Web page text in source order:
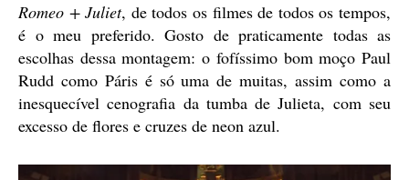
Romeo + Juliet, de todos os filmes de todos os tempos,
é o meu preferido. Gosto de praticamente todas as
escolhas dessa montagem: o fofíssimo bom moço Paul
Rudd como Páris é só uma de muitas, assim como a
inesquecível cenografia da tumba de Julieta, com seu
excesso de flores e cruzes de neon azul.